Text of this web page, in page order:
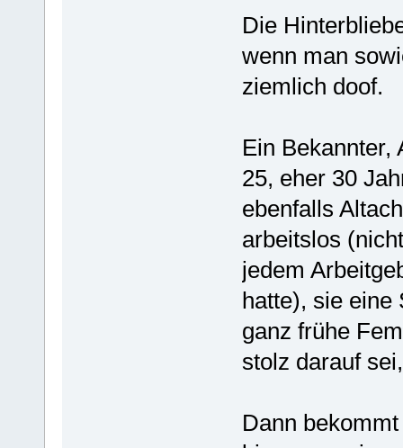
Die
wenn man
ziemlich doof.
Ein Bekannter,
25, eher 30
ebenfalls
arbeitslos
jedem
hatte), sie eine
ganz frühe
stolz darauf
Dann